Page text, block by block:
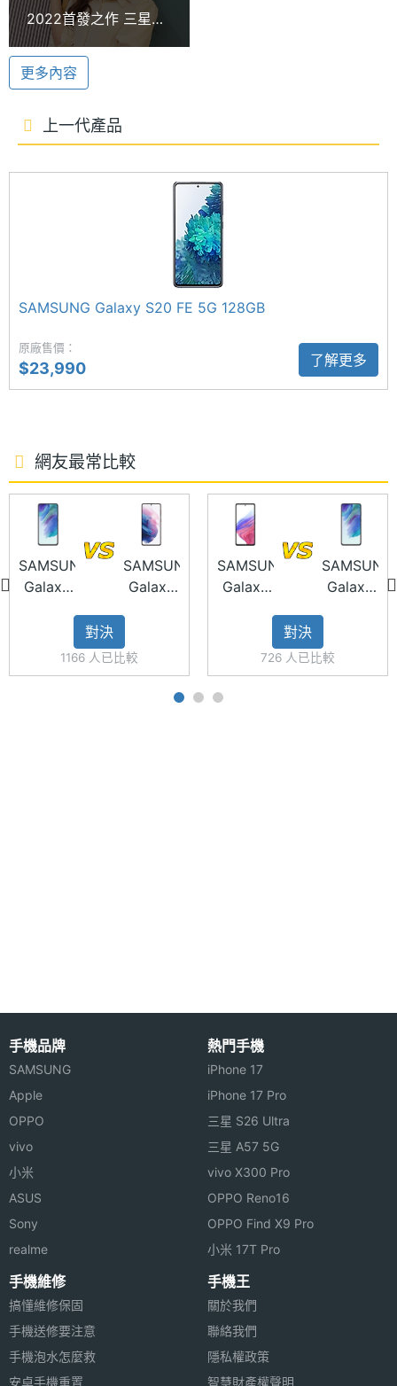
SAMSUNG Galaxy S21 FE 5G 後置三鏡頭主相機，分
別為 1,200 萬畫素主鏡頭 + 1,200 萬畫素 123 度超廣
角 + 800 萬畫素望遠鏡頭（30 倍超高倍變焦），其
中主鏡頭搭載 OIS 光學防手震、Dual Pixel AF 技術，
支援多種人像濾鏡拍攝、直播錄影模式。前置 3,200
萬畫素自拍鏡頭，提供夜間模式、臉部辨識功能。
SAMSUNG Galaxy S21 FE 5G 功能特色
◎ 5G + 5G 雙卡雙待
◎ 6.4 吋 2,400 x 1,080pixels 解析度 120Hz 螢幕
◎ Qualcomm Snapdragon 888 八核心處理器
◎ Wi-Fi 6、藍牙 5.0、NFC
◎ IP68 防塵防水
◎ 光學螢幕指紋辨識、臉部解鎖
◎ 配備 4,500mAh 電量
◎ 採用 USB Type-C 傳輸埠，支援 25W 有線閃電快
充、15W 無線閃充 2.0、無線電力分享
◎ 盒裝配件：USB Type-C 數據線、SIM 卡插針
圖形處
理器
Adreno 660
RAM記
憶體
記憶體
LPDDR5
主螢幕
尺寸
解析度
主螢幕
像素密
411 ppi
主螢幕
Dynamic AMOLED 2X
主螢幕
耐用性
Gorilla Glass Victus
主相機
畫素
主相機
感光元
件
主相機
LED補
光燈
主相機
2022首發之作 三星
Galaxy S21 FE 5G輕
旗艦手機開箱
更多內容
上一代產品
SAMSUNG Galaxy S20 FE 5G 128GB
原廠售價：
$23,990 了解更多
網友最常比較
SAMSUNG
Galaxy
SAMSUNG
Galaxy
對決
1166 人已比較
SAMSUNG
Galaxy
SAMSUNG
Galaxy
對決
726 人已比較
手機品牌
SAMSUNG
Apple
OPPO
vivo
小米
ASUS
Sony
realme
熱門手機
iPhone 17
iPhone 17 Pro
三星 S26 Ultra
三星 A57 5G
vivo X300 Pro
OPPO Reno16
OPPO Find X9 Pro
小米 17T Pro
手機維修
搞懂維修保固
手機送修要注意
手機泡水怎麼救
安卓手機重置
手機王
關於我們
聯絡我們
隱私權政策
智慧財產權聲明